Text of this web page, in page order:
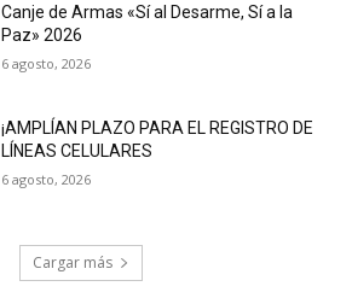
Canje de Armas «Sí al Desarme, Sí a la
Paz» 2026
6 agosto, 2026
¡AMPLÍAN PLAZO PARA EL REGISTRO DE
LÍNEAS CELULARES
6 agosto, 2026
Cargar más